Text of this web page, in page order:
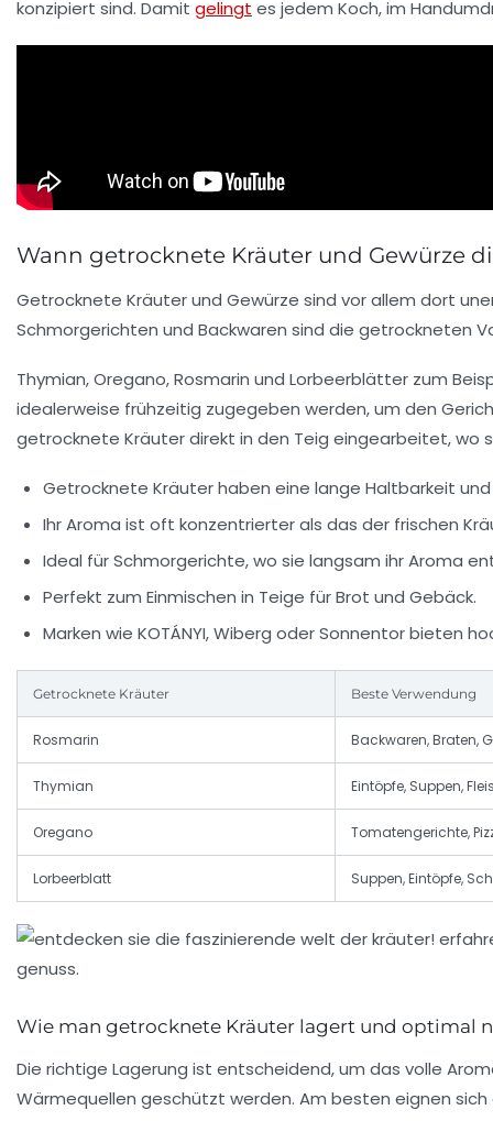
konzipiert sind. Damit gelingt es jedem Koch, im
Wann getrocknete Kräuter und Gewürze
Getrocknete Kräuter und Gewürze sind vor allem dort
Schmorgerichten und Backwaren sind die getrockneten
Thymian, Oregano, Rosmarin und Lorbeerblätter zum
idealerweise frühzeitig zugegeben werden, um den
getrocknete Kräuter direkt in den Teig eingearbeitet, wo
Getrocknete Kräuter haben eine lange Haltbarkeit
Ihr Aroma ist oft konzentrierter als das der frischen
Ideal für Schmorgerichte, wo sie langsam ihr Aroma
Perfekt zum Einmischen in Teige für Brot und Gebäck.
Marken wie KOTÁNYI,Wiberg oderSonnentorbieten
Getrocknete Kräuter Beste Verwendung
Rosmarin Backwaren, Braten,
Thymian Eintöpfe, Suppen,
Oregano Tomatengerichte,
Lorbeerblatt Suppen, Eintöpfe,
Wie man getrocknete Kräuter lagert und optimal
Die richtige Lagerung ist entscheidend, um das volle
Wärmequellen geschützt werden. Am besten eignen